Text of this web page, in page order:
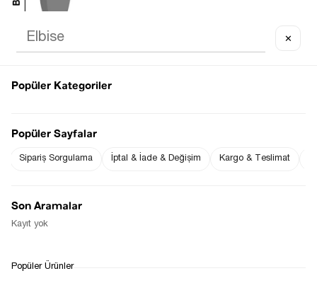
Ürün Kumaşı : % 100 Koton
Fiyat Düşünce
Gelince Haber Ver
İADE&DEĞİŞİM
✕
Popüler Kategoriler
Popüler Sayfalar
Sipariş Sorgulama İptal & İade & Değişim Kargo & Teslimat
Son Aramalar
Kayıt yok
Popüler Ürünler